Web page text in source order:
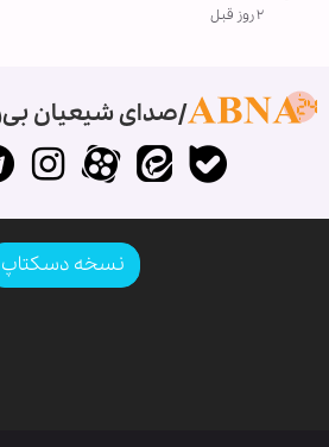
۲ روز قبل
صدای شیعیان
نسخه دسکتاپ